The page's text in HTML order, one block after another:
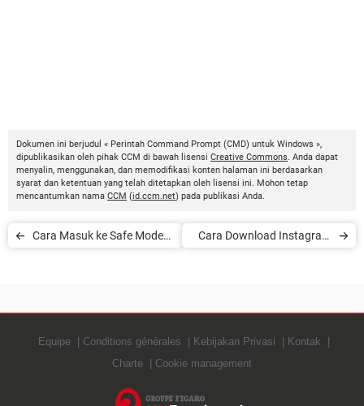
Dokumen ini berjudul « Perintah Command Prompt (CMD) untuk Windows »,
dipublikasikan oleh pihak CCM di bawah lisensi Creative Commons . Anda dapat
menyalin, menggunakan, dan memodifikasi konten halaman ini berdasarkan
syarat dan ketentuan yang telah ditetapkan oleh lisensi ini. Mohon tetap
mencantumkan nama CCM (id.ccm.net) pada publikasi Anda.
Cara Masuk ke Safe Mode
Cara Download Instagram
Equipe Conditions générales Kebijakan Privasi
Kontak
Charte
Cookie management